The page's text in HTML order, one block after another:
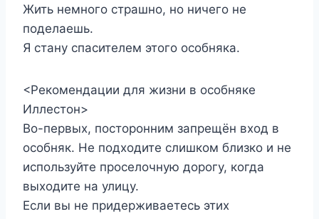
Жить немного страшно, но ничего не
поделаешь.
Я стану спасителем этого особняка.
<Рекомендации для жизни в особняке
Иллестон>
Во-первых, посторонним запрещён вход в
особняк. Не подходите слишком близко и не
используйте проселочную дорогу, когда
выходите на улицу.
Если вы не придерживаетесь этих